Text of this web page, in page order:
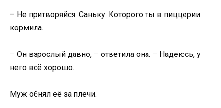
– Не притворяйся. Саньку. Которого ты в пиццерии
кормила.
– Он взрослый давно, – ответила она. – Надеюсь, у
него всё хорошо.
Муж обнял её за плечи.